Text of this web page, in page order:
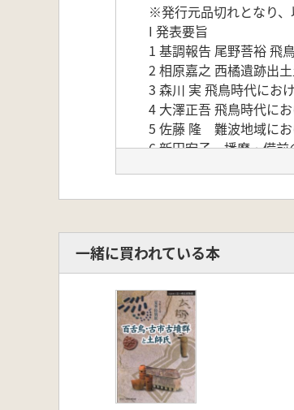
※発行元品切れとなり、
I 発表要旨
1 基調報告 尾野菩裕 飛
2 相原嘉之 西橘遺跡出
3 森川 実 飛鳥時代にお
4 大澤正吾 飛鳥時代に
5 佐藤 隆 難波地域に
6 新田宏子 播磨・備前
Ⅱ 飛鳥・藤原地域出土
一緒に買われている本